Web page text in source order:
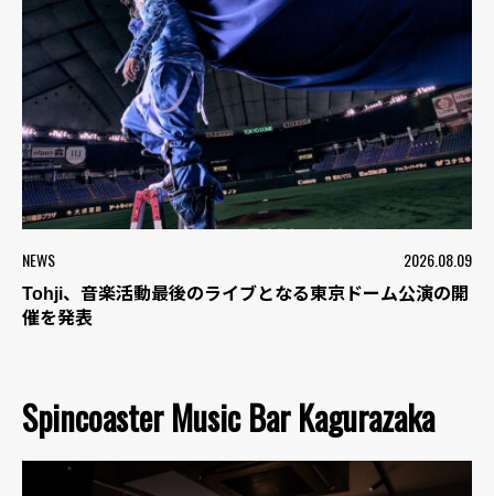
NEWS 2026.08.09
Tohji、音楽活動最後のライブとなる東京ドーム公演の開
催を発表
Spincoaster Music Bar Kagurazaka